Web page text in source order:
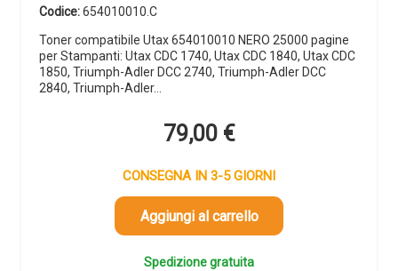
Codice:654010010.C
Toner compatibile Utax 654010010 NERO 25000 pagine
per Stampanti: Utax CDC 1740, Utax CDC 1840, Utax CDC
1850, Triumph-Adler DCC 2740, Triumph-Adler DCC
2840, Triumph-Adler…
79,00 €
CONSEGNA IN 3-5 GIORNI
Aggiungi al carrello
Spedizione gratuita